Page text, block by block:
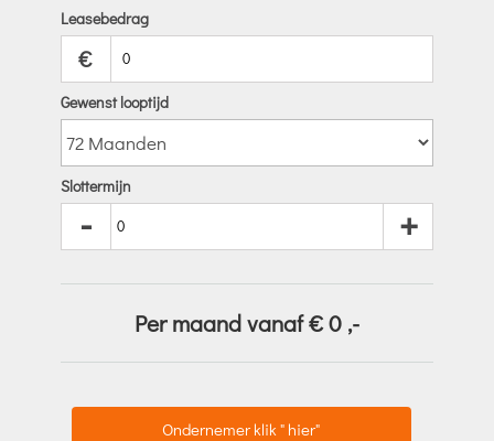
Leasebedrag
€
Gewenst looptijd
Slottermijn
- +
Per maand vanaf €0 ,-
Ondernemer klik " hier"